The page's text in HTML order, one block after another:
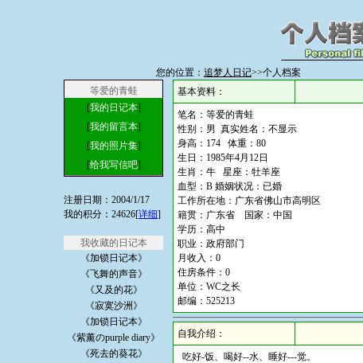
您的位置： 追梦人日记>>个人档案
等爱的青蛙
[我的日记本]
[我的留言本]
[我的照片集]
[给我写信吧]
注册日期：2004/1/17
我的积分：24626[详细]
我收藏的日记本
《加锁日记本》
《飞舞的声音》
《又及的花》
《寂寞沙洲》
《加锁日记本》
《紫薰のpurple diary》
《死去的葵花》
基本资料：
笔名：等爱的青蛙
性别：男 真实姓名：不显示
身高：174 体重：80
生日：1985年4月12日
生肖：牛 星座：牡羊座
血型：B 婚姻状况：已婚
工作所在地：广东省佛山市高明区
籍贯：广东省 国家：中国
学历：高中
职业：政府部门
月收入：0
住房条件：0
单位：WC之长
邮编：525213
自我介绍：
吃好-饭、喝好--水、睡好---觉。